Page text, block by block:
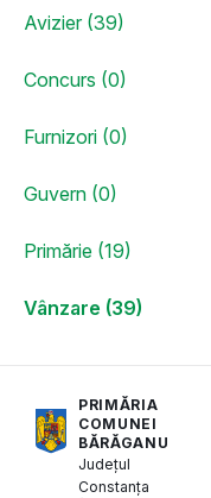
Avizier (39)
Concurs (0)
Furnizori (0)
Guvern (0)
Primărie (19)
Vânzare (39)
PRIMĂRIA
COMUNEI
BĂRĂGANU
Județul
Constanța